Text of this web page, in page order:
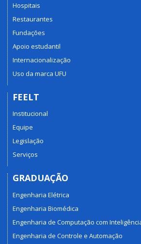
Hospitais
Restaurantes
Fundações
Apoio estudantil
Internacionalização
Uso da marca UFU
FEELT
Institucional
Equipe
Legislação
Serviços
GRADUAÇÃO
Engenharia Elétrica
Engenharia Biomédica
Engenharia de Computação com
Engenharia de Controle e Automação